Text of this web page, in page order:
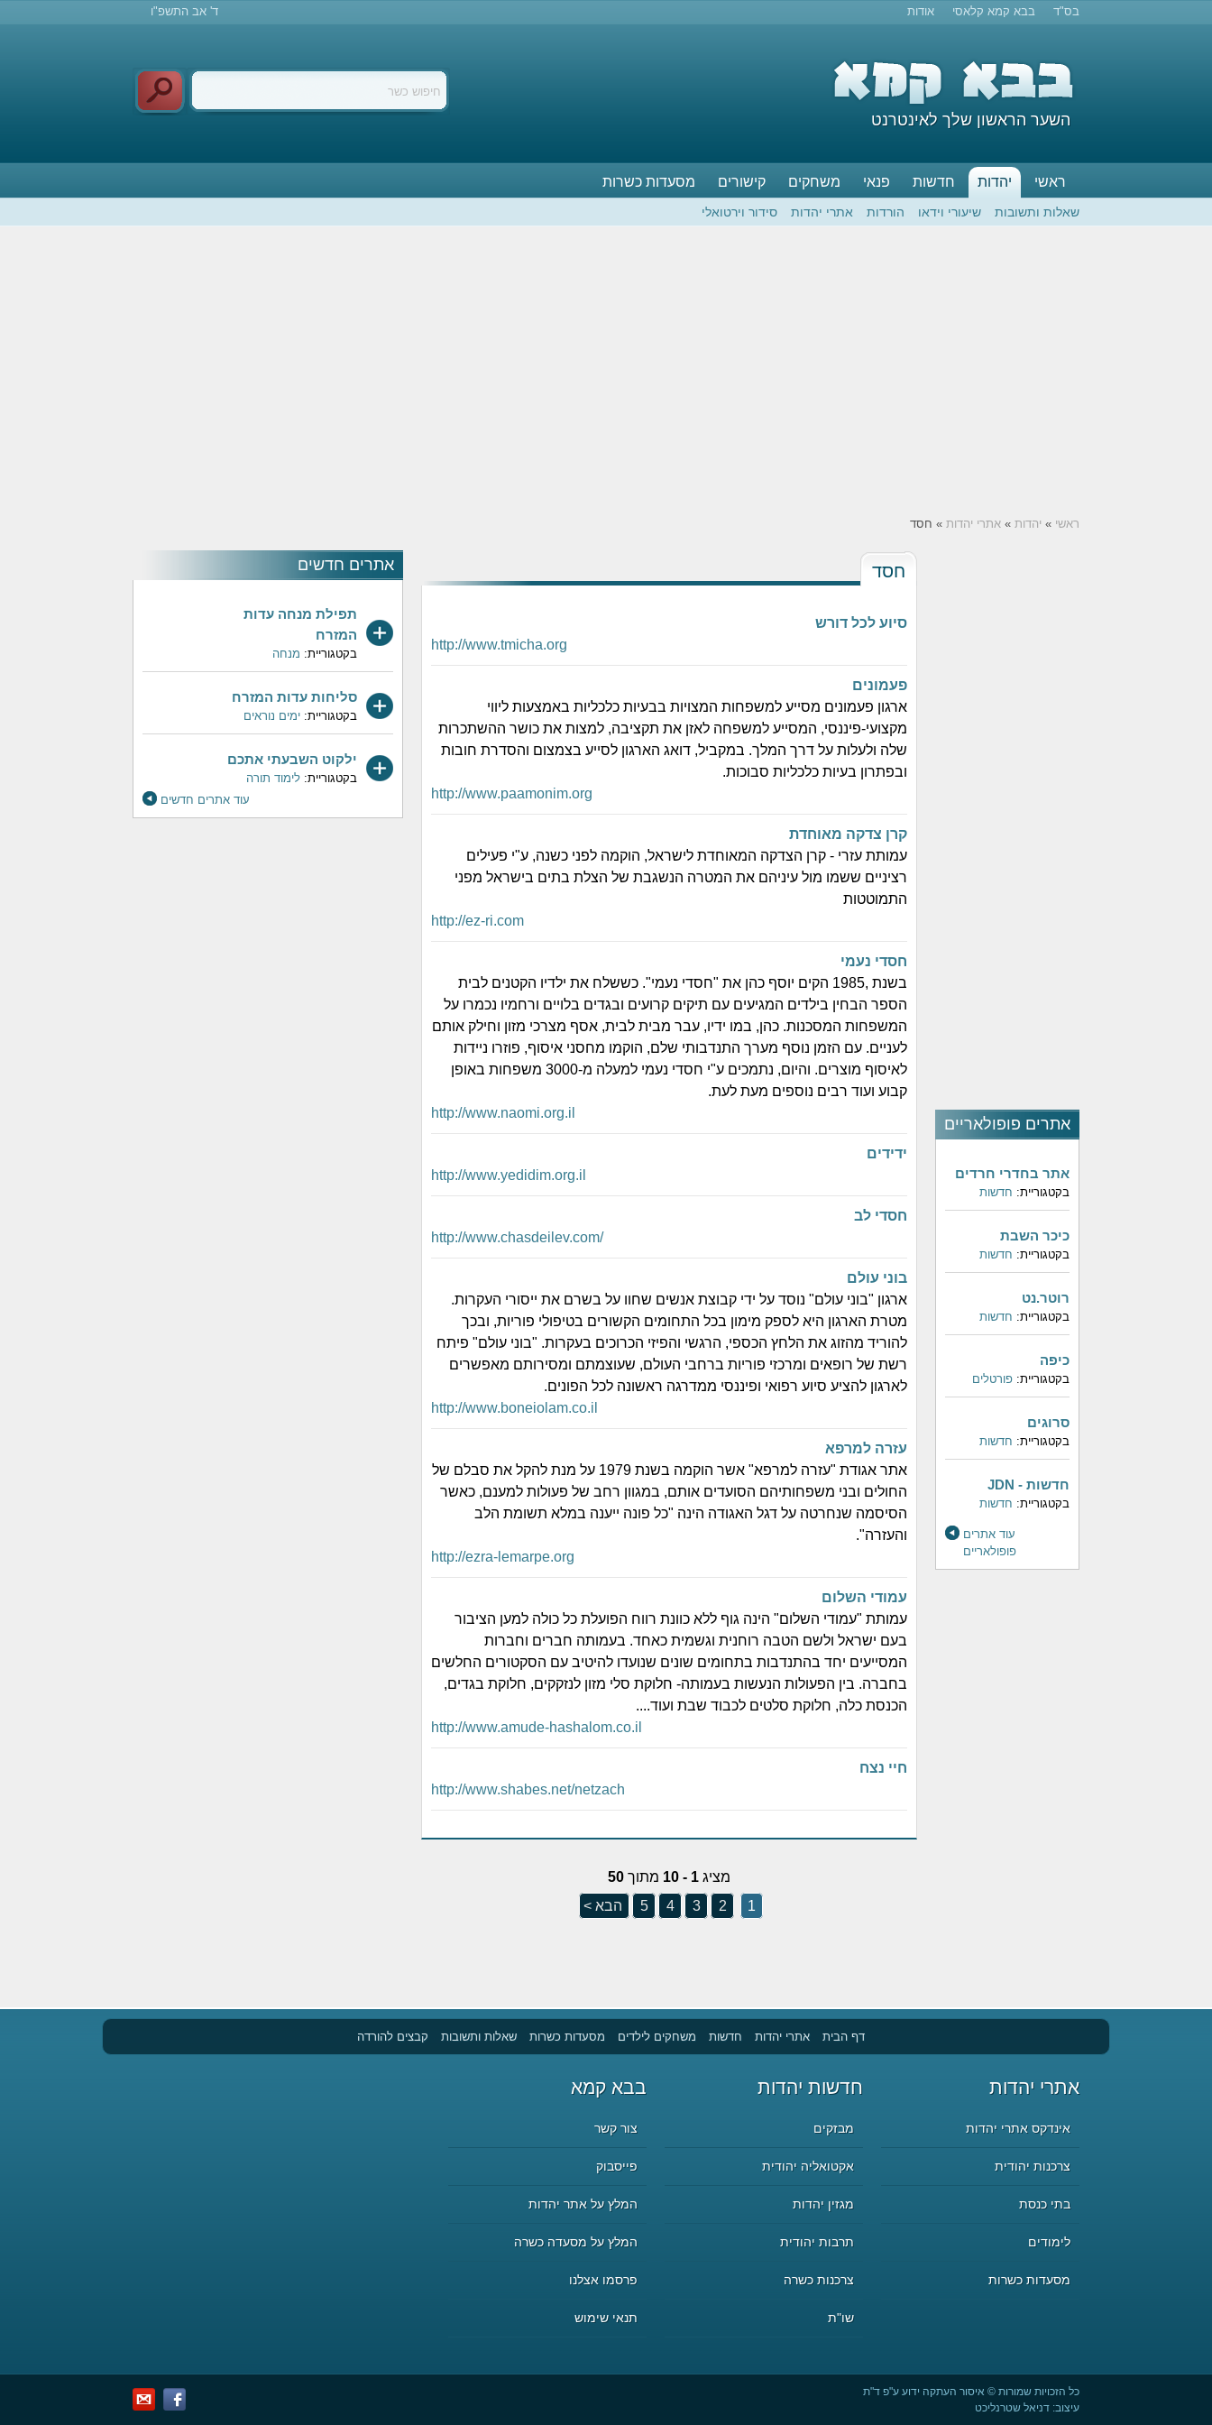
בס"ד בבא קמא קלאסי אודות ד' אב התשפ"ו
השער הראשון שלך לאינטרנט
ראשי יהדות חדשות פנאי משחקים קישורים מסעדות כשרות
שאלות ותשובות שיעורי וידאו הורדות אתרי יהדות סידור וירטואלי
ראשי » יהדות » אתרי יהדות » חסד
אתרים פופולאריים
אתר בחדרי חרדים
בקטגוריית: חדשות
כיכר השבת
בקטגוריית: חדשות
רוטר.נט
בקטגוריית: חדשות
כיפה
בקטגוריית: פורטלים
סרוגים
בקטגוריית: חדשות
חדשות - JDN
בקטגוריית: חדשות
עוד אתרים
פופולאריים
אתרים חדשים
תפילת מנחה עדות
המזרח
בקטגוריית: מנחה
סליחות עדות המזרח
בקטגוריית: ימים נוראים
ילקוט השבעתי אתכם
בקטגוריית: לימוד תורה
עוד אתרים חדשים
חסד
סיוע לכל דורש
http://www.tmicha.org
פעמונים
ארגון פעמונים מסייע למשפחות המצויות בבעיות כלכליות באמצעות ליווי
מקצועי-פיננסי, המסייע למשפחה לאזן את תקציבה, למצות את כושר ההשתכרות
שלה ולעלות על דרך המלך. במקביל, דואג הארגון לסייע בצמצום והסדרת חובות
ובפתרון בעיות כלכליות סבוכות.
http://www.paamonim.org
קרן צדקה מאוחדת
עמותת עזרי - קרן הצדקה המאוחדת לישראל, הוקמה לפני כשנה, ע"י פעילים
רציניים ששמו מול עיניהם את המטרה הנשגבת של הצלת בתים בישראל מפני
התמוטטות
http://ez-ri.com
חסדי נעמי
בשנת ,1985 הקים יוסף כהן את "חסדי נעמי". כששלח את ילדיו הקטנים לבית
הספר הבחין בילדים המגיעים עם תיקים קרועים ובגדים בלויים ורחמיו נכמרו על
המשפחות המסכנות. כהן, במו ידיו, עבר מבית לבית, אסף מצרכי מזון וחילק אותם
לעניים. עם הזמן נוסף מערך התנדבותי שלם, הוקמו מחסני איסוף, פוזרו ניידות
לאיסוף מוצרים. והיום, נתמכים ע"י חסדי נעמי למעלה מ-3000 משפחות באופן
קבוע ועוד רבים נוספים מעת לעת.
http://www.naomi.org.il
ידידים
http://www.yedidim.org.il
חסדי לב
http://www.chasdeilev.com/
בוני עולם
ארגון "בוני עולם" נוסד על ידי קבוצת אנשים שחוו על בשרם את ייסורי העקרות.
מטרת הארגון היא לספק מימון בכל התחומים הקשורים בטיפולי פוריות, ובכך
להוריד מהזוג את הלחץ הכספי, הרגשי והפיזי הכרוכים בעקרות. "בוני עולם" פיתח
רשת של רופאים ומרכזי פוריות ברחבי העולם, שעוצמתם ומסירותם מאפשרים
לארגון להציע סיוע רפואי ופיננסי ממדרגה ראשונה לכל הפונים.
http://www.boneiolam.co.il
עזרה למרפא
אתר אגודת "עזרה למרפא" אשר הוקמה בשנת 1979 על מנת להקל את סבלם של
החולים ובני משפחותיהם הסועדים אותם, במגוון רחב של פעולות למענם, כאשר
הסיסמה שנחרטה על דגל האגודה הינה "כל פונה ייענה במלא תשומת הלב
והעזרה".
http://ezra-lemarpe.org
עמודי השלום
עמותת "עמודי השלום" הינה גוף ללא כוונת רווח הפועלת כל כולה למען הציבור
בעם ישראל ולשם הטבה רוחנית וגשמית כאחד. בעמותה חברים וחברות
המסייעים יחד בהתנדבות בתחומים שונים שנועדו להיטיב עם הסקטורים החלשים
בחברה. בין הפעולות הנעשות בעמותה- חלוקת סלי מזון לנזקקים, חלוקת בגדים,
הכנסת כלה, חלוקת סלטים לכבוד שבת ועוד....
http://www.amude-hashalom.co.il
חיי נצח
http://www.shabes.net/netzach
מציג 1 - 10 מתוך 50
1
2
3
4
5 הבא >
דף הבית אתרי יהדות חדשות משחקים לילדים מסעדות כשרות שאלות ותשובות קבצים להורדה
אתרי יהדות
אינדקס אתרי יהדות
צרכנות יהודית
בתי כנסת
לימודים
מסעדות כשרות
חדשות יהדות
מבזקים
אקטואליה יהודית
מגזין יהדות
תרבות יהודית
צרכנות כשרה
שו"ת
בבא קמא
צור קשר
פייסבוק
המלץ על אתר יהדות
המלץ על מסעדה כשרה
פרסמו אצלנו
תנאי שימוש
כל הזכויות שמורות © איסור העתקה ידוע ע"פ ד"ת
עיצוב: דניאל שטרנליכט